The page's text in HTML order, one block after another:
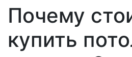
Почему
купить